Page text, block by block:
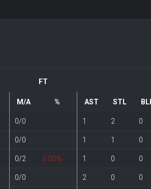
FT
M/A % AST STL
0/0 - 1 2 0
0/0 - 1 1 0
0/2 0.00% 1 0 0
0/0 - 2 0 0